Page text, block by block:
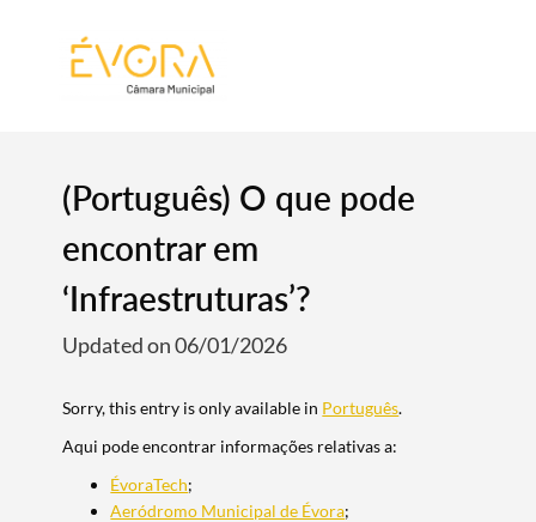
(Português) O que pode
encontrar em
‘Infraestruturas’?
Updated on 06/01/2026
Sorry, this entry is only available in Português.
Aqui pode encontrar informações relativas a:
ÉvoraTech;
Aeródromo Municipal de Évora;